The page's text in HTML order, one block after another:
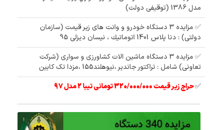
مدل 1386 (توقیفی دولت)
✅ مزایده 3 دستگاه خودرو و وانت های زیر قیمت (سازمان
دولتی) : دنا پلاس 1401 اتوماتيك ، نیسان دیزلی 95
✅ مزایده 3 دستگاه ماشین الات کشاورزی و سواری (شرکت
تعاونی) شامل : تراکتور جاندیر ،نیوهلند155 ،مزدا تک کابین
✅حراج زیر قیمت 320/000/000 تومانی تیبا 2 مدل 97